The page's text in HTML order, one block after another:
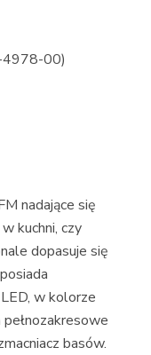
4978-00)
nadające się
kuchni, czy
dopasuje się
w kolorze
basów.